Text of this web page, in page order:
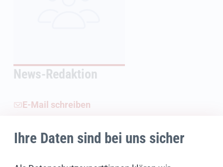
Ihre Daten sind bei uns sicher
News-Redaktion
E-Mail schreiben